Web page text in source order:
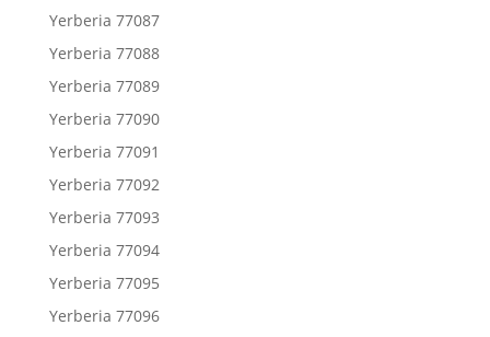
Yerberia 77087
Yerberia 77088
Yerberia 77089
Yerberia 77090
Yerberia 77091
Yerberia 77092
Yerberia 77093
Yerberia 77094
Yerberia 77095
Yerberia 77096